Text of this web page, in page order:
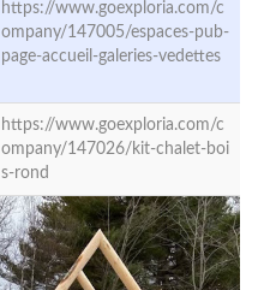
https://www.goexploria.com/c
ompany/147005/espaces-pub-
page-accueil-galeries-vedettes
https://www.goexploria.com/c
ompany/147026/kit-chalet-boi
s-rond